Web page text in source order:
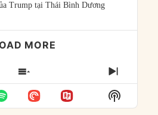
Trump tại Thái Bình Dương
MORE
SHOW
EPISODES
LIST
NEXT
Show
Podcast